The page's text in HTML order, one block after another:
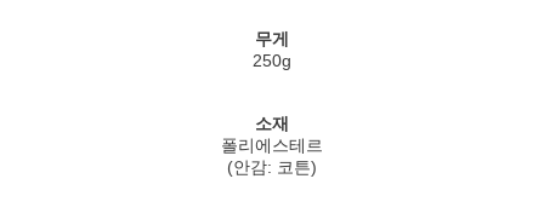
무게
250g
소재
폴리에스테르
(안감: 코튼)